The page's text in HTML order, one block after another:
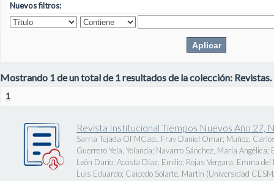
Nuevos filtros:
Mostrando 1 de un total de 1 resultados de la colección: Revistas.
1
Revista Institucional Tiempos Nuevos Año 27,
Sarria Tejada OFMCap., Fray Daniel Omar; Muñoz,
Guerrero Yela, Yolanda; Navarro Sánchez, María Angélica;
León Darío; Acosta Díaz, Emilio; Rojas Vergara, Emma del
Luis Eduardo; Caicedo Solarte, Martín (Universidad